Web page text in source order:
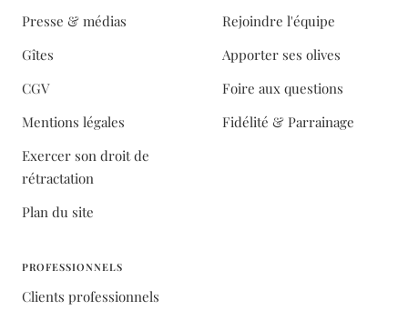
Presse & médias
Gîtes
CGV
Mentions légales
Exercer son droit de
rétractation
Plan du site
Rejoindre l'équipe
Apporter ses olives
Foire aux questions
Fidélité & Parrainage
PROFESSIONNELS
Clients professionnels